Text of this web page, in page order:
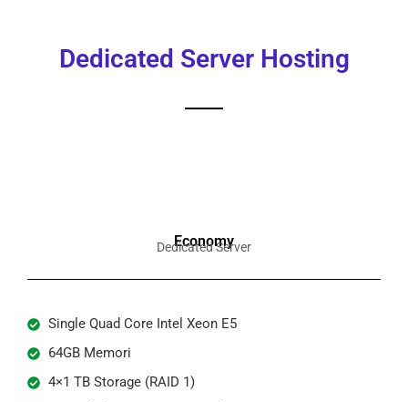
Dedicated Server Hosting
Economy
Dedicated Server
Single Quad Core Intel Xeon E5
64GB Memori
4×1 TB Storage (RAID 1)